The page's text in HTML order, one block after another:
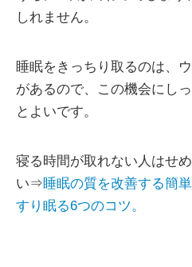
しれません。
睡眠をきっちり取るのは、
があるので、この機会にし
とよいです。
寝る時間が取れない人はせ
い⇒睡眠の質を改善する簡
すり眠る6つのコツ。